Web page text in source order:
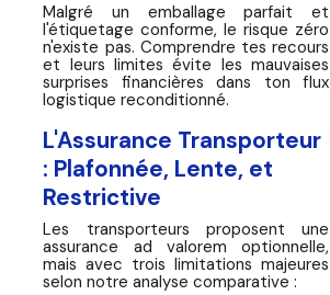
Malgré un emballage parfait et
l'étiquetage conforme, le risque zéro
n'existe pas. Comprendre tes recours
et leurs limites évite les mauvaises
surprises financières dans ton flux
logistique reconditionné.
L'Assurance Transporteur
: Plafonnée, Lente, et
Restrictive
Les transporteurs proposent une
assurance ad valorem optionnelle,
mais avec trois limitations majeures
selon notre analyse comparative :